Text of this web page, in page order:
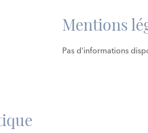
Mentions
Pas d'informations